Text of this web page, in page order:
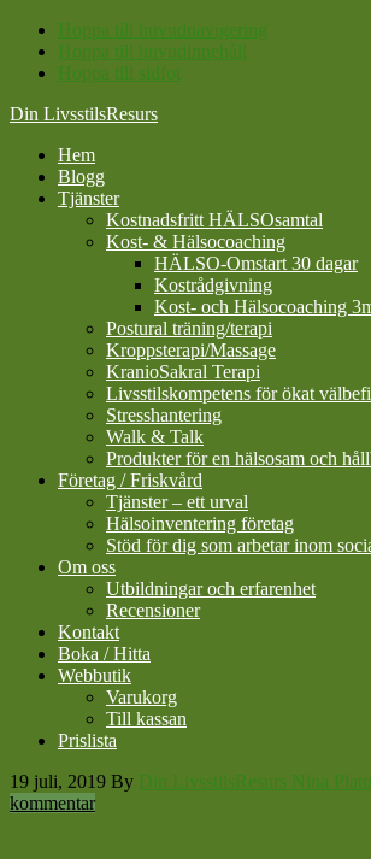
Hoppa till huvudnavigering
Hoppa till huvudinnehåll
Hoppa till sidfot
Din LivsstilsResurs
Hem
Blogg
Tjänster
Kostnadsfritt HÄLSOsamtal
Kost- & Hälsocoaching
HÄLSO-Omstart 30 dagar
Kostrådgivning
Kost- och Hälsocoaching
Postural träning/terapi
Kroppsterapi/Massage
KranioSakral Terapi
Livsstilskompetens för ökat
Stresshantering
Walk & Talk
Produkter för en hälsosam och
Företag / Friskvård
Tjänster – ett urval
Hälsoinventering företag
Stöd för dig som arbetar inom
Om oss
Utbildningar och erfarenhet
Recensioner
Kontakt
Boka / Hitta
Webbutik
Varukorg
Till kassan
Prislista
19 juli, 2019 By Din LivsstilsResurs Nina Plato
kommentar